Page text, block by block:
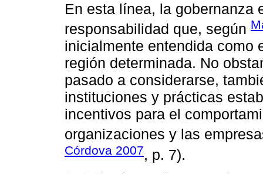
En esta línea, la gobernanza
responsabilidad que, según
inicialmente entendida como
región determinada. No
pasado a considerarse,
instituciones y prácticas
incentivos para el
organizaciones y las
Córdova 2007, p. 7).